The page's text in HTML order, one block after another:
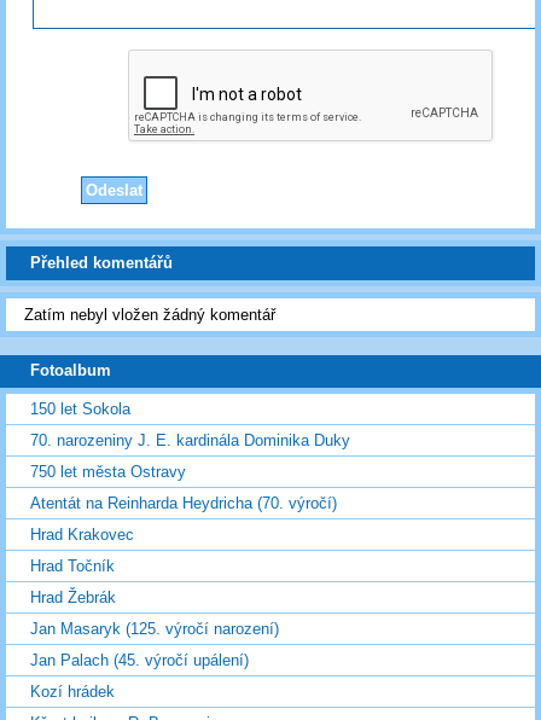
Přehled komentářů
Zatím nebyl vložen žádný komentář
Fotoalbum
150 let Sokola
70. narozeniny J. E. kardinála Dominika Duky
750 let města Ostravy
Atentát na Reinharda Heydricha (70. výročí)
Hrad Krakovec
Hrad Točník
Hrad Žebrák
Jan Masaryk (125. výročí narození)
Jan Palach (45. výročí upálení)
Kozí hrádek